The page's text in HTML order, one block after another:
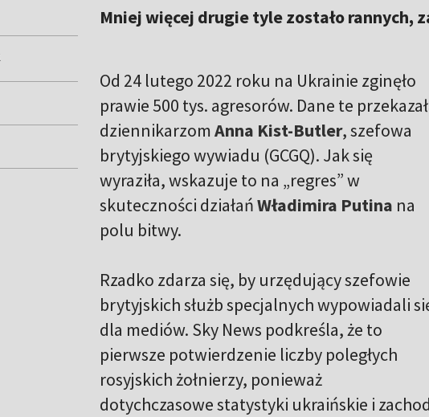
Mniej więcej drugie tyle zostało rannych,
Od 24 lutego 2022 roku na Ukrainie zginęło
prawie 500 tys. agresorów. Dane te
dziennikarzom Anna Kist-Butler, szefowa
brytyjskiego wywiadu (GCGQ). Jak się
wyraziła, ​​wskazuje to na „regres” w
skuteczności działańWładimira Putina na
polu bitwy.
Rzadko zdarza się, by urzędujący szefowie
brytyjskich służb specjalnych wypowiadali
dla mediów. Sky News podkreśla, że to
pierwsze potwierdzenie liczby poległych
rosyjskich żołnierzy, ponieważ
dotychczasowe statystyki ukraińskie i